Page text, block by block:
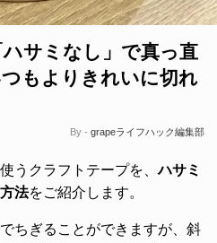
サミなし」で真っ直
もよりきれいに切れ
By - grapeライフハック編集部
うクラフトテープを、ハサミ
法をご紹介します。
ちぎることができますが、斜